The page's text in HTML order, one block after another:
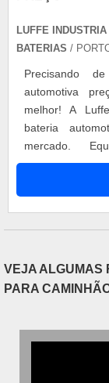
LUFFE
BATERIAS /
Precisando
automotiva
melhor! A
bateria
mercado.
atualmente
dispositivos
Carregadores
VEJA ALGUMAS
PARA